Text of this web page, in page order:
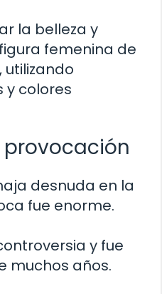
la belleza y
femenina de
utilizando
y colores
provocación
desnuda en la
fue enorme.
y fue
muchos años.